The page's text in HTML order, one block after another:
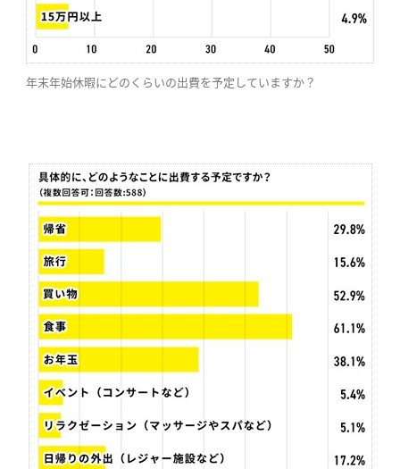
年末年始休暇にどのくらいの出費を予定していますか？